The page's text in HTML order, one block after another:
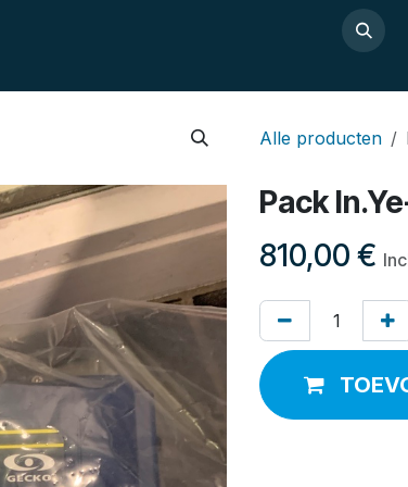
Contact
Alle producten
Pack
810,00 €